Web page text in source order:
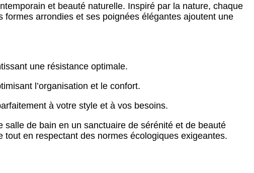
et beauté naturelle. Inspiré par la nature, chaque
formes arrondies et ses poignées élégantes ajoutent une
une résistance optimale.
l’organisation et le confort.
à votre style et à vos besoins.
salle de bain en un sanctuaire de sérénité et de beauté
en respectant des normes écologiques exigeantes.